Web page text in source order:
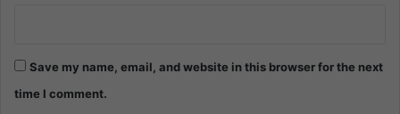
Save my name, email, and website in this browser for the next
time I comment.